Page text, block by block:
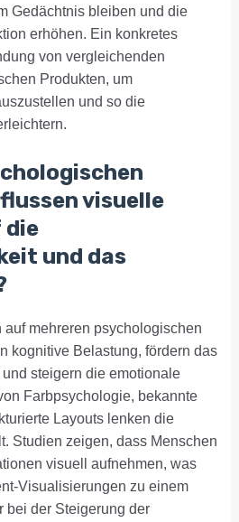
Gedächtnis bleiben und die
erhöhen. Ein konkretes
von vergleichenden
Produkten, um
und so die
visuelle
die
und das
mehreren psychologischen
kognitive Belastung, fördern das
steigern die emotionale
Farbpsychologie, bekannte
Layouts lenken die
Studien zeigen, dass Menschen
visuell aufnehmen, was
Visualisierungen zu einem
bei der Steigerung der